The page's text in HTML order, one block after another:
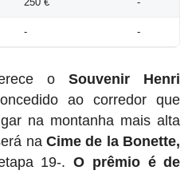
- -
oSouvenir Henri
ao corredor que
na montanha mais alta
naCime de la Bonette,
19-.O prêmio é de